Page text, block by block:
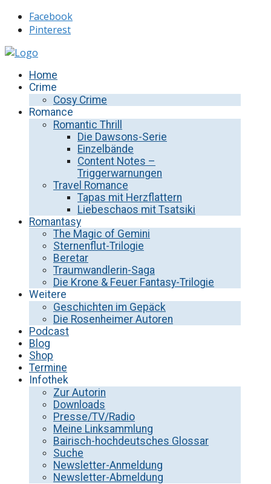
Facebook
Pinterest
Home
Crime
Cosy Crime
Romance
Romantic Thrill
Die Dawsons-Serie
Einzelbände
Content Notes –
Triggerwarnungen
Travel Romance
Tapas mit Herzflattern
Liebeschaos mit Tsatsiki
Romantasy
The Magic of Gemini
Sternenflut-Trilogie
Beretar
Traumwandlerin-Saga
Die Krone & Feuer Fantasy-Trilogie
Weitere
Geschichten im Gepäck
Die Rosenheimer Autoren
Podcast
Blog
Shop
Termine
Infothek
Zur Autorin
Downloads
Presse/TV/Radio
Meine Linksammlung
Bairisch-hochdeutsches Glossar
Suche
Newsletter-Anmeldung
Newsletter-Abmeldung